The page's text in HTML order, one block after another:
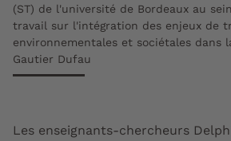
(ST) de l'université de Bordeaux au
travail sur l'intégration des enjeux de
environnementales et sociétales dans
Gautier Dufau
Les enseignants-chercheurs